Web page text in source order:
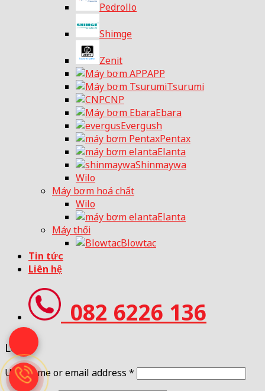
Pedrollo
Shimge
Zenit
APP
Tsurumi
CNP
Ebara
Evergush
Pentax
Elanta
Shinmaywa
Wilo
Máy bơm hoá chất
Wilo
Elanta
Máy thổi
Blowtac
Tin tức
Liên hệ
082 6226 136
Login
Username or email address *